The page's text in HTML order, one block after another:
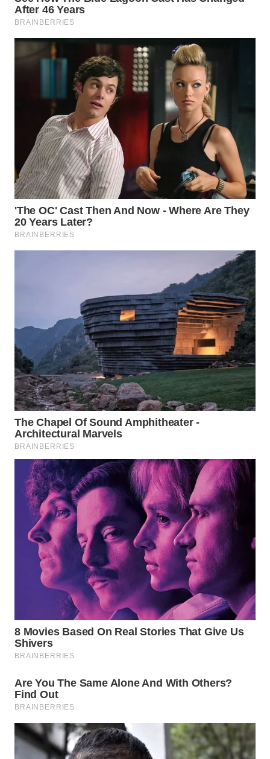
WN
MANDALIKA
WN
WN
LABUANBAJO
WN
BORNEO
Wahana
Media
Group
WAHANA
ADVOKAT
WAHANA
INFRASTRUKTUR
WAHANA
KONSUMEN
WAHANA
LISTRIK
WAHANA
TRAVEL
WAHANA
TV
WAHANANEWS
WAHANANEWS
CO ID
WAHANANEWS
NET
WAHANA
SPORT